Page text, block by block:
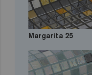
Margarita 25